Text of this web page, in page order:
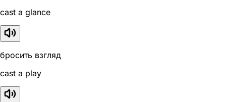
cast a glance
бросить взгляд
cast a play